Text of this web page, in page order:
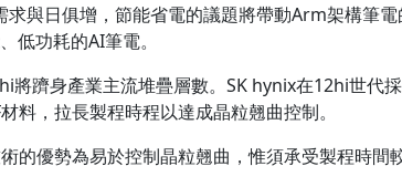
與日俱增，節能省電的議題將帶動Arm架構筆
功耗的AI筆電。
躋身產業主流堆疊層數。SK hynix在12hi世代
，拉長製程時程以達成晶粒翹曲控制。
的優勢為易於控制晶粒翹曲，惟須承受製程時間